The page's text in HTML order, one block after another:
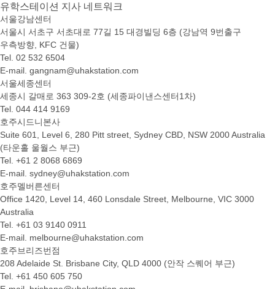
유학스테이션 지사 네트워크
서울강남센터
서울시 서초구 서초대로 77길 15 대경빌딩 6층 (강남역 9번출구
우측방향, KFC 건물)
Tel. 02 532 6504
E-mail. gangnam@uhakstation.com
서울세종센터
세종시 갈매로 363 309-2호 (세종파이낸스센터1차)
Tel. 044 414 9169
호주시드니본사
Suite 601, Level 6, 280 Pitt street, Sydney CBD, NSW 2000 Australia
(타운홀 울월스 부근)
Tel. +61 2 8068 6869
E-mail. sydney@uhakstation.com
호주멜버른센터
Office 1420, Level 14, 460 Lonsdale Street, Melbourne, VIC 3000
Australia
Tel. +61 03 9140 0911
E-mail. melbourne@uhakstation.com
호주브리즈번점
208 Adelaide St. Brisbane City, QLD 4000 (안작 스퀘어 부근)
Tel. +61 450 605 750